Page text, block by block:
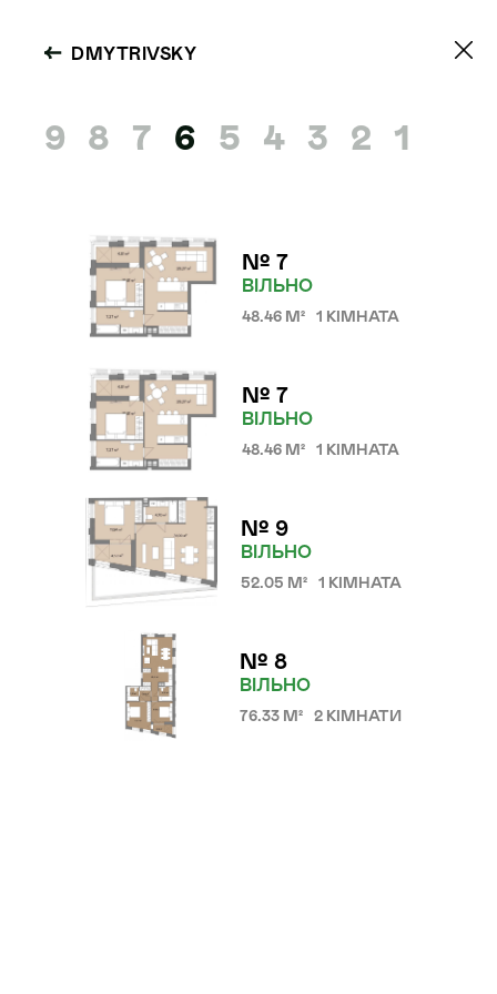
DMYTRIVSKY
Локація
Київ, вул. Дмитрівська, 23
Статус
Підготовчі роботи
DMYTRIVSKY
9 8 7 6 5 4 3 2 1
№ 7
ВІЛЬНО
48.46 М² 1 КІМНАТА
№ 7
ВІЛЬНО
48.46 М² 1 КІМНАТА
№ 9
ВІЛЬНО
52.05 М² 1 КІМНАТА
№ 8
ВІЛЬНО
76.33 М² 2 КІМНАТИ